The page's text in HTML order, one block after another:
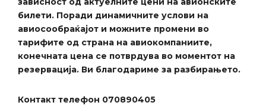
билети. Поради динамичните услови на
авиосообраќајот и можните промени во
тарифите од страна на авиокомпаниите,
конечната цена се потврдува во моментот на
резервација. Ви благодариме за разбирањето.
Контакт телефон 070890405